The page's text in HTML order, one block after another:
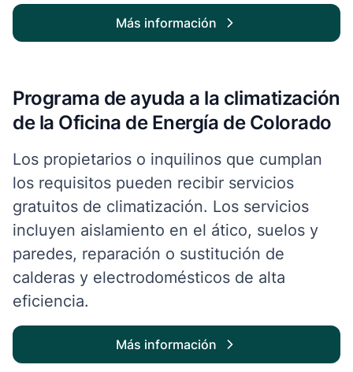
Más información
Programa de ayuda a la climatización
de la Oficina de Energía de Colorado
Los propietarios o inquilinos que cumplan
los requisitos pueden recibir servicios
gratuitos de climatización. Los servicios
incluyen aislamiento en el ático, suelos y
paredes, reparación o sustitución de
calderas y electrodomésticos de alta
eficiencia.
Más información